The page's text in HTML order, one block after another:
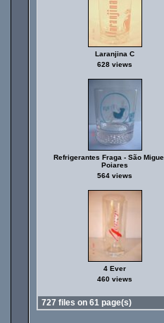
Laranjina C
628 views
Refrigerantes Fraga - São
Poiares
564 views
4 Ever
460 views
727 files on 61 page(s)